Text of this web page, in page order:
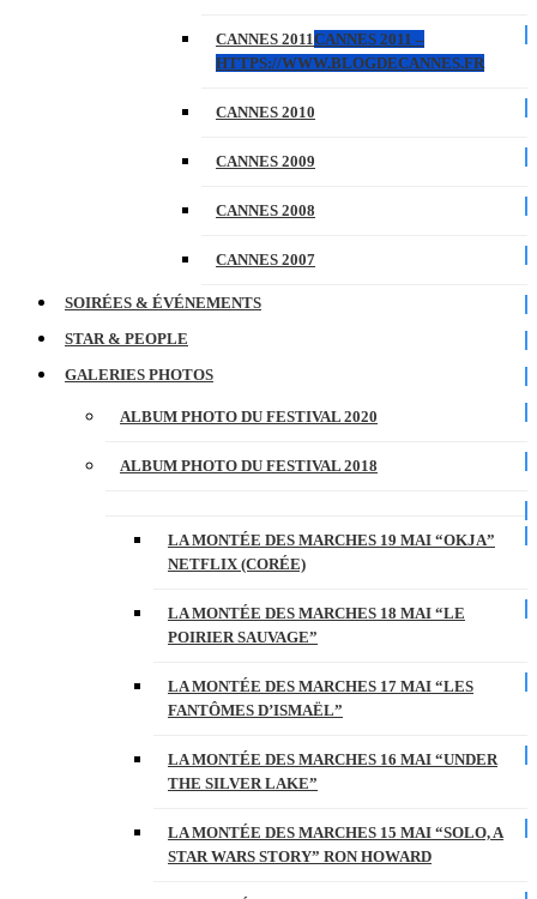
CANNES 2011CANNES 2011 –
HTTPS://WWW.BLOGDECANNES.FR
CANNES 2010
CANNES 2009
CANNES 2008
CANNES 2007
SOIRÉES & ÉVÉNEMENTS
STAR & PEOPLE
GALERIES PHOTOS
ALBUM PHOTO DU FESTIVAL 2020
ALBUM PHOTO DU FESTIVAL 2018
LA MONTÉE DES MARCHES 19 MAI “OKJA”
NETFLIX (CORÉE)
LA MONTÉE DES MARCHES 18 MAI “LE
POIRIER SAUVAGE”
LA MONTÉE DES MARCHES 17 MAI “LES
FANTÔMES D’ISMAËL”
LA MONTÉE DES MARCHES 16 MAI “UNDER
THE SILVER LAKE”
LA MONTÉE DES MARCHES 15 MAI “SOLO, A
STAR WARS STORY” RON HOWARD